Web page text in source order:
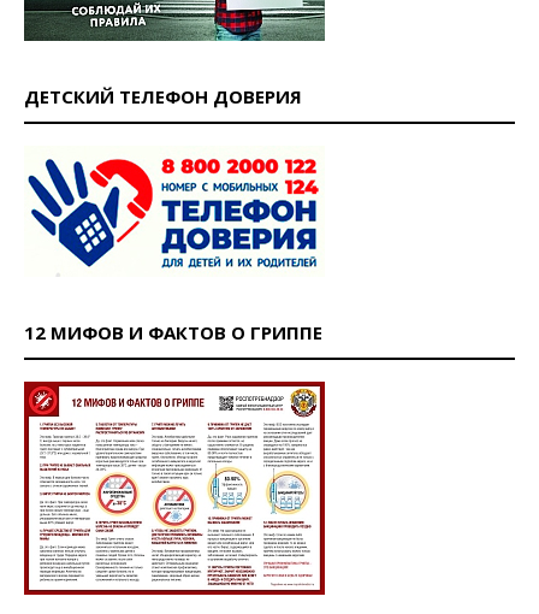
ДЕТСКИЙ ТЕЛЕФОН ДОВЕРИЯ
12 МИФОВ И ФАКТОВ О ГРИППЕ